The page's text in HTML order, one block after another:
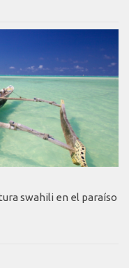
swahili en el paraíso